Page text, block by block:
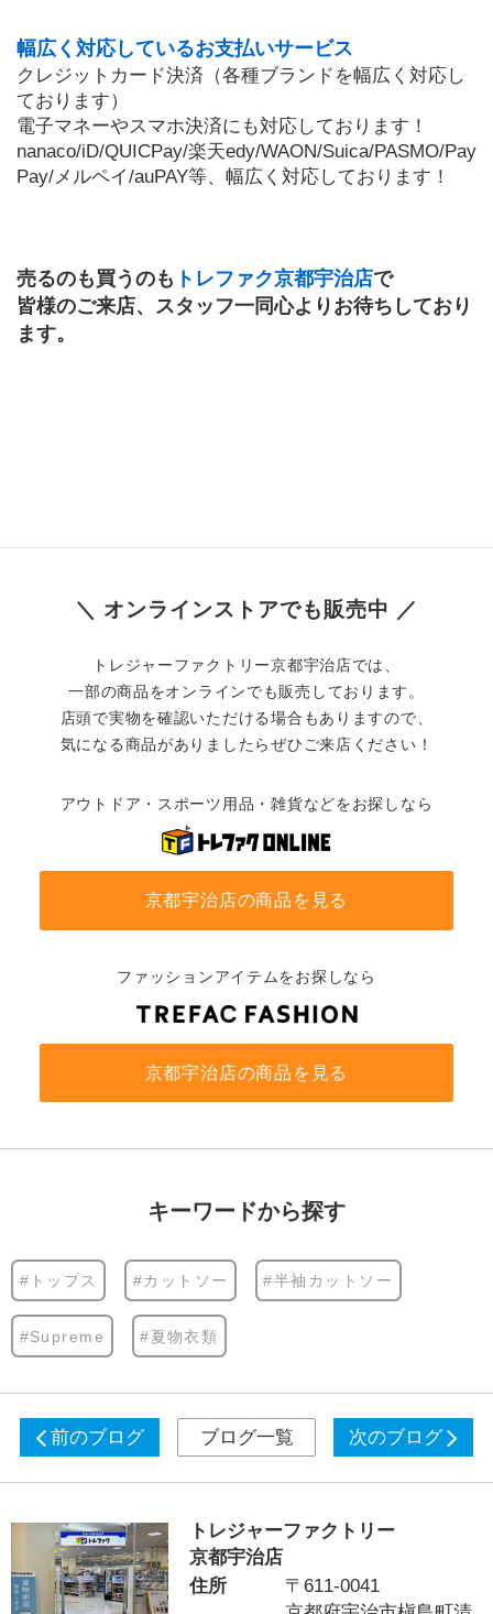
幅広く対応しているお支払いサービス
クレジットカード決済（各種ブランドを幅広く対応し
ております）
電子マネーやスマホ決済にも対応しております！
nanaco/iD/QUICPay/楽天edy/WAON/Suica/PASMO/Pay
Pay/メルペイ/auPAY等、幅広く対応しております！
売るのも買うのも トレファク京都宇治店で
皆様のご来店、スタッフ一同心よりお待ちしており
ます。
＼ オンラインストアでも販売中 ／
トレジャーファクトリー京都宇治店では、
一部の商品をオンラインでも販売しております。
店頭で実物を確認いただける場合もありますので、
気になる商品がありましたらぜひご来店ください！
アウトドア・スポーツ用品・雑貨などをお探しなら
京都宇治店の商品を見る
ファッションアイテムをお探しなら
京都宇治店の商品を見る
キーワードから探す
#トップス #カットソー #半袖カットソー
#Supreme #夏物衣類
前のブログ ブログ一覧 次のブログ
トレジャーファクトリー
京都宇治店
住所
〒611-0041